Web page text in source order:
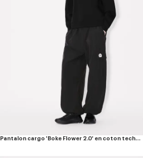
Pantalon cargo 'Boke Flower 2.0' en coton technique